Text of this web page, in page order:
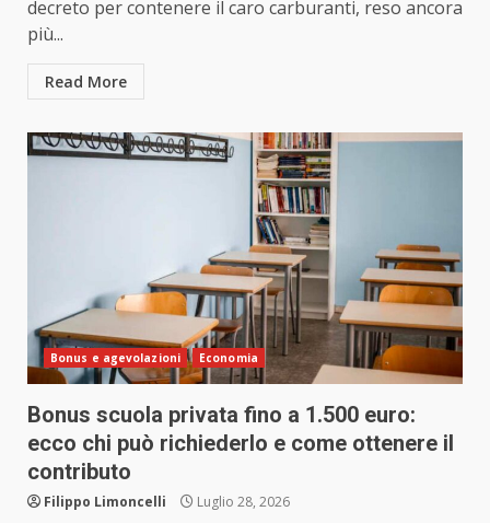
decreto per contenere il caro carburanti, reso ancora
più...
Read More
Bonus e agevolazioni Economia
Bonus scuola privata fino a 1.500 euro:
ecco chi può richiederlo e come ottenere il
contributo
Filippo Limoncelli Luglio 28, 2026